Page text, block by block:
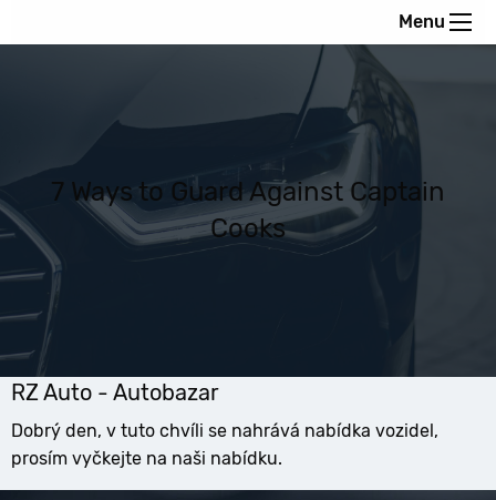
Menu
7 Ways to Guard Against Captain
Cooks
RZ Auto - Autobazar
Dobrý den, v tuto chvíli se nahrává nabídka vozidel,
prosím vyčkejte na naši nabídku.